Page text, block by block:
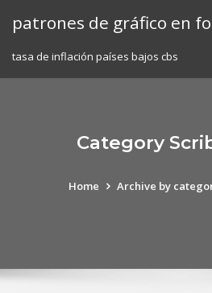
patrones de gráfico en
tasa de inflación países bajos cbs
Category
Home Archive by